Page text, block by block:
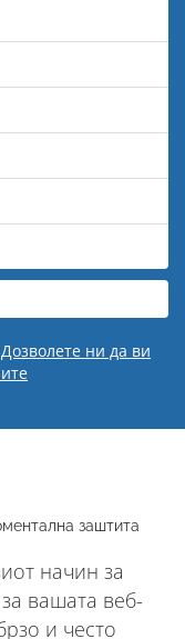
ни да ви
заштита
начин за
вашата веб-
и често